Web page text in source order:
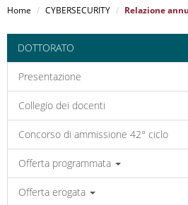
al
principale
Home CYBERSECURITY Relazione
DOTTORATO
Presentazione
Collegio dei docenti
Concorso di ammissione 42° ciclo
Offerta programmata
Offerta erogata